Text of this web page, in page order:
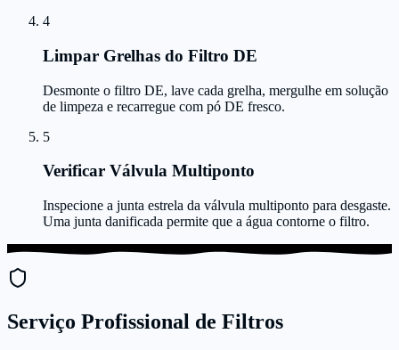
4
Limpar Grelhas do Filtro DE
Desmonte o filtro DE, lave cada grelha, mergulhe em solução
de limpeza e recarregue com pó DE fresco.
5
Verificar Válvula Multiponto
Inspecione a junta estrela da válvula multiponto para desgaste.
Uma junta danificada permite que a água contorne o filtro.
Serviço Profissional de Filtros